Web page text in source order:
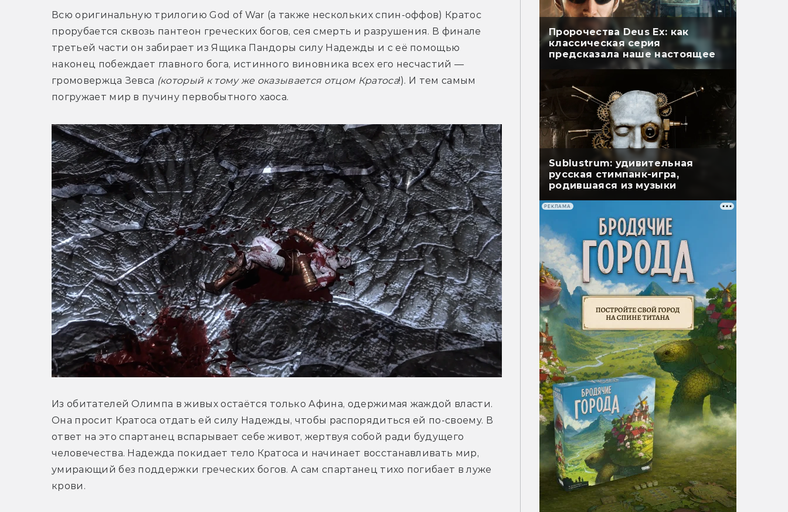
Всю оригинальную трилогию God of War (а также нескольких спин-оффов) Кратос
прорубается сквозь пантеон греческих богов, сея смерть и разрушения. В финале
третьей части он забирает из Ящика Пандоры силу Надежды и с её помощью
наконец побеждает главного бога, истинного виновника всех его несчастий —
громовержца Зевса (который к тому же оказывается отцом Кратоса!). И тем самым
погружает мир в пучину первобытного хаоса.
Из обитателей Олимпа в живых остаётся только Афина, одержимая жаждой власти.
Она просит Кратоса отдать ей силу Надежды, чтобы распорядиться ей по-своему. В
ответ на это спартанец вспарывает себе живот, жертвуя собой ради будущего
человечества. Надежда покидает тело Кратоса и начинает восстанавливать мир,
умирающий без поддержки греческих богов. А сам спартанец тихо погибает в луже
крови.
Пророчества Deus Ex: как
классическая серия
предсказала наше настоящее
Sublustrum: удивительная
русская стимпанк-игра,
родившаяся из музыки
РЕКЛАМА